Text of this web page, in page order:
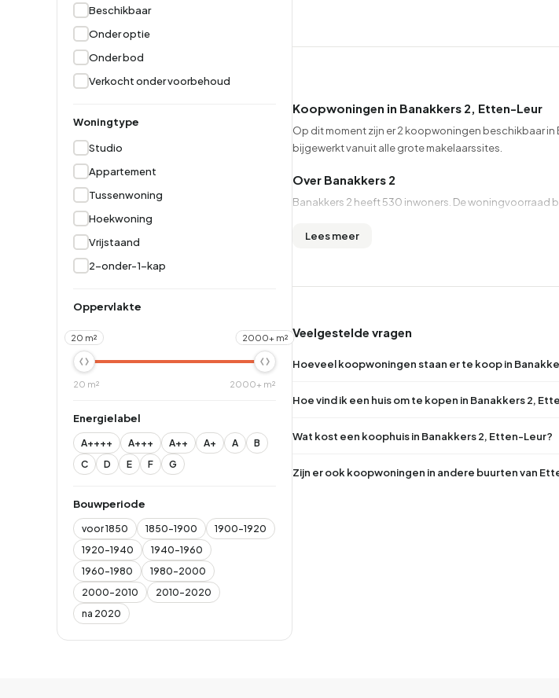
Beschikbaar
Onder optie
Onder bod
Verkocht onder voorbehoud
Woningtype
Studio
Appartement
Tussenwoning
Hoekwoning
Vrijstaand
2-onder-1-kap
Oppervlakte
20 m² 2000+ m²
20 m² 2000+ m²
Energielabel
A++++ A+++ A++ A+ A
B
C
D E F G
Bouwperiode
voor 1850 1850-1900
1900-1920
1920-1940
1940-1960
1960-1980
1980-2000
2000-2010
2010-2020
na 2020
Koopwoningen in Banakkers 2, Etten-Leur
Op dit moment zijn er 2 koopwoningen beschikbaar
bijgewerkt vanuit alle grote makelaarssites.
Over Banakkers 2
Banakkers 2 heeft 530 inwoners. De woningvoorraad
Lees meer
Veelgestelde vragen
Hoeveel koopwoningen staan er te koop in
Hoe vind ik een huis om te kopen in Banakkers 2,
Wat kost een koophuis in Banakkers 2, Etten-Leur?
Zijn er ook koopwoningen in andere buurten van